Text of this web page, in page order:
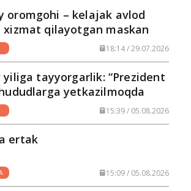
oromgohi – kelajak avlod
qilayotgan maskan
18:14 / 29.07.2026
yiliga tayyorgarlik: “Prezident
hududlarga yetkazilmoqda
15:39 / 05.08.2026
ertak
15:09 / 05.08.2026